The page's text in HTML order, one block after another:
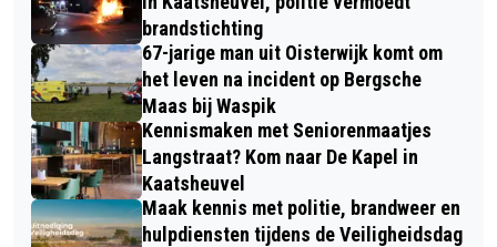
brandstichting
67-jarige man uit Oisterwijk komt om
het leven na incident op Bergsche
Maas bij Waspik
Kennismaken met Seniorenmaatjes
Langstraat? Kom naar De Kapel in
Kaatsheuvel
Maak kennis met politie, brandweer en
hulpdiensten tijdens de Veiligheidsdag